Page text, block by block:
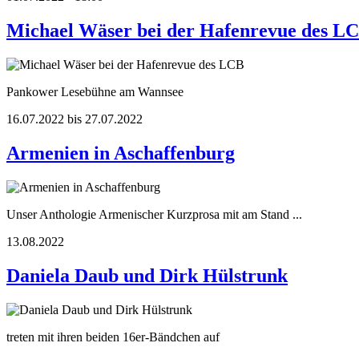
Michael Wäser bei der Hafenrevue des
Pankower Lesebühne am Wannsee
16.07.2022 bis 27.07.2022
Armenien in Aschaffenburg
Unser Anthologie Armenischer Kurzprosa mit am Stand ...
13.08.2022
Daniela Daub und Dirk Hülstrunk
treten mit ihren beiden 16er-Bändchen auf